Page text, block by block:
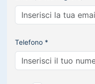
Telefono *